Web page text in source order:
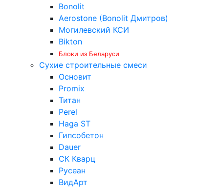
Bonolit
Aerostone (Bonolit Дмитров)
Могилевский КСИ
Bikton
Блоки из Беларуси
Сухие строительные смеси
Основит
Promix
Титан
Perel
Haga ST
Гипсобетон
Dauer
СК Кварц
Русеан
ВидАрт